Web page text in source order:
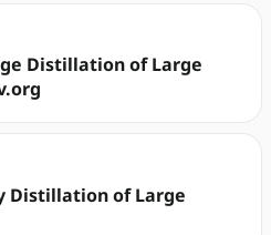
Distillation of Large
Distillation of Large